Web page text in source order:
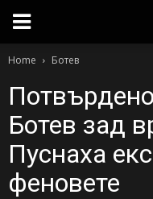
Home Ботев
Ботев зад
Пуснаха
феновете